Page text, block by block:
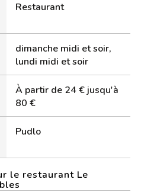
Restaurant
dimanche midi et soir,
lundi midi et soir
À partir de 24 € jusqu'à
80 €
Pudlo
le restaurant Le